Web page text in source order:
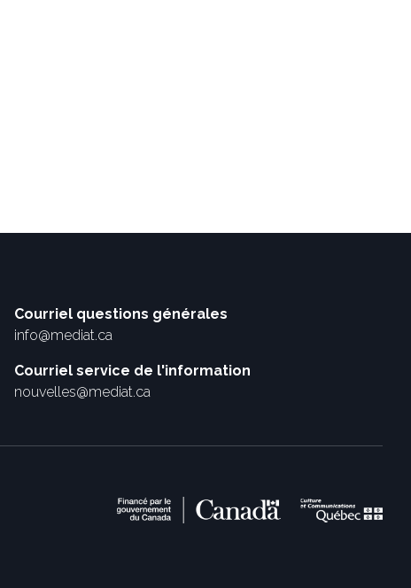
Courriel questions générales
info@mediat.ca
Courriel service de l'information
nouvelles@mediat.ca